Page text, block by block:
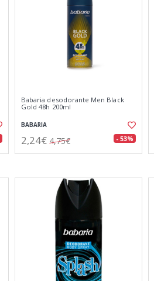
Babaria desodorante Men Black
Gold 48h 200ml
BABARIA
2,24€ 4,75€ - 53%